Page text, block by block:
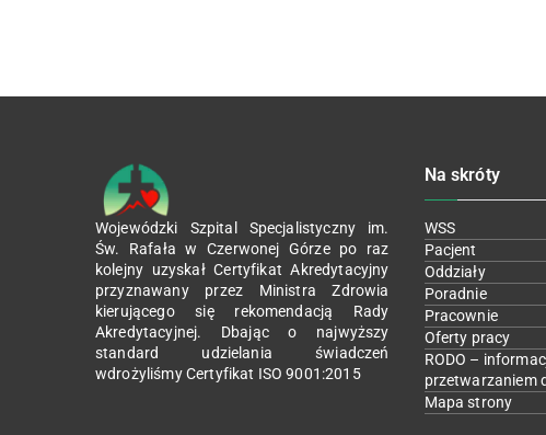
Wojewódzki Szpital Specjalistyczny im.
Św. Rafała w Czerwonej Górze po raz
kolejny uzyskał Certyfikat Akredytacyjny
przyznawany przez Ministra Zdrowia
kierującego się rekomendacją Rady
Akredytacyjnej. Dbając o najwyższy
standard udzielania świadczeń
wdrożyliśmy Certyfikat ISO 9001:2015
Na skróty
WSS
Pacjent
Oddziały
Poradnie
Pracownie
Oferty pracy
RODO –
przetwarzaniem
Mapa strony